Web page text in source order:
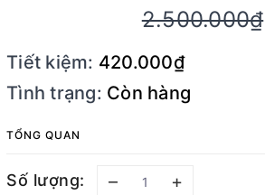
2.500.000₫
Tiết kiệm: 420.000₫
Tình trạng: Còn hàng
TỔNG QUAN
Số lượng: – +